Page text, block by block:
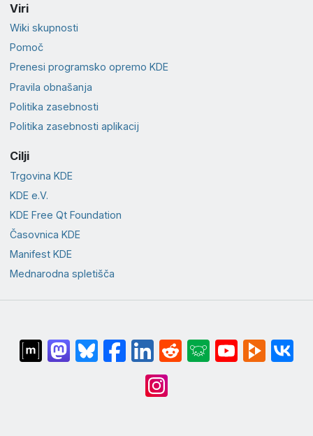
Viri
Wiki skupnosti
Pomoč
Prenesi programsko opremo KDE
Pravila obnašanja
Politika zasebnosti
Politika zasebnosti aplikacij
Cilji
Trgovina KDE
KDE e.V.
KDE Free Qt Foundation
Časovnica KDE
Manifest KDE
Mednarodna spletišča